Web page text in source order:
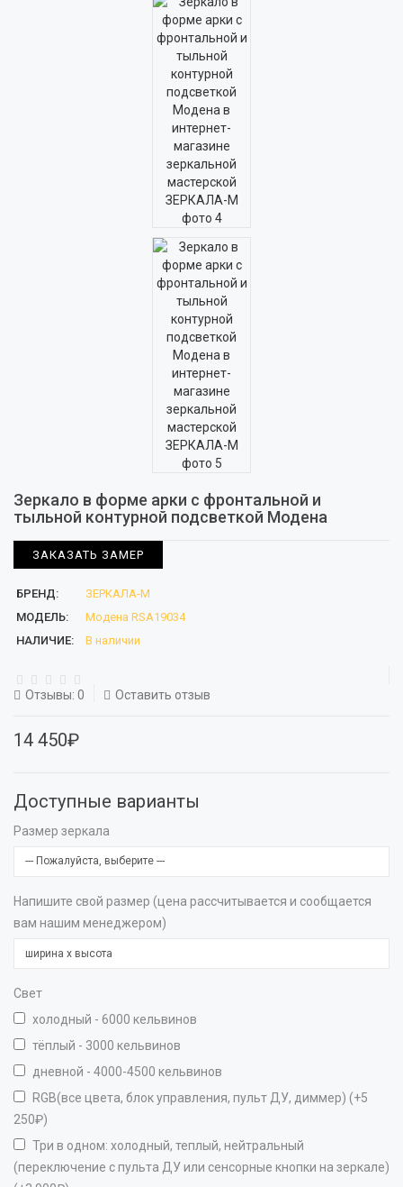
Зеркало в форме арки с фронтальной и
тыльной контурной подсветкой Модена
ЗАКАЗАТЬ ЗАМЕР
БРЕНД:
ЗЕРКАЛА-М
МОДЕЛЬ:
Модена RSA19034
НАЛИЧИЕ:
В наличии
Отзывы: 0 Оставить отзыв
14 450₽
Доступные варианты
Размер зеркала
Напишите свой размер (цена рассчитывается и сообщается
вам нашим менеджером)
Свет
холодный - 6000 кельвинов
тёплый - 3000 кельвинов
дневной - 4000-4500 кельвинов
RGB(все цвета, блок управления, пульт ДУ, диммер) (+5
250₽)
Три в одном: холодный, теплый, нейтральный
(переключение с пульта ДУ или сенсорные кнопки на зеркале)